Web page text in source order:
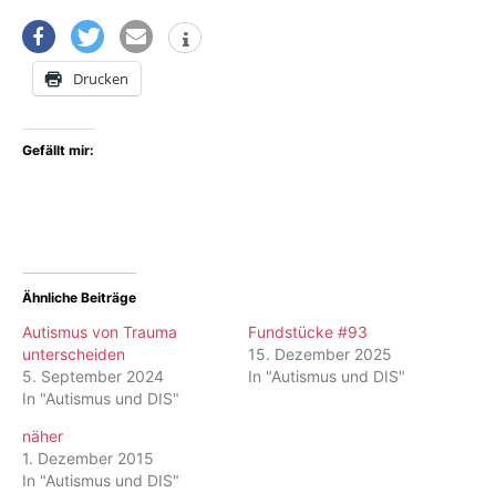
Drucken
Gefällt mir:
Ähnliche Beiträge
Autismus von Trauma
unterscheiden
5. September 2024
In "Autismus und DIS"
Fundstücke #93
15. Dezember 2025
In "Autismus und DIS"
näher
1. Dezember 2015
In "Autismus und DIS"